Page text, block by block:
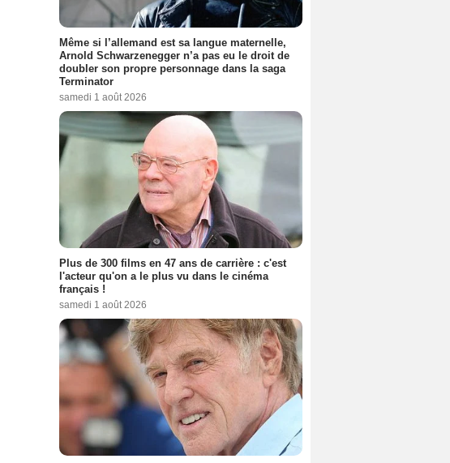
Même si l’allemand est sa langue maternelle,
Arnold Schwarzenegger n’a pas eu le droit de
doubler son propre personnage dans la saga
Terminator
samedi 1 août 2026
Plus de 300 films en 47 ans de carrière : c'est
l'acteur qu'on a le plus vu dans le cinéma
français !
samedi 1 août 2026